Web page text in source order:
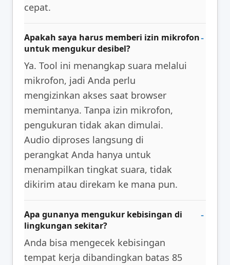
cepat.
Apakah saya harus memberi izin mikrofon
untuk mengukur desibel?
Ya. Tool ini menangkap suara melalui
mikrofon, jadi Anda perlu
mengizinkan akses saat browser
memintanya. Tanpa izin mikrofon,
pengukuran tidak akan dimulai.
Audio diproses langsung di
perangkat Anda hanya untuk
menampilkan tingkat suara, tidak
dikirim atau direkam ke mana pun.
Apa gunanya mengukur kebisingan di
lingkungan sekitar?
Anda bisa mengecek kebisingan
tempat kerja dibandingkan batas 85